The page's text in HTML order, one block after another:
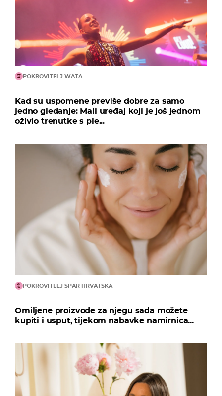
POKROVITELJ WATA
Kad su uspomene previše dobre za samo
jedno gledanje: Mali uređaj koji je još jednom
oživio trenutke s ple...
POKROVITELJ SPAR HRVATSKA
Omiljene proizvode za njegu sada možete
kupiti i usput, tijekom nabavke namirnica...